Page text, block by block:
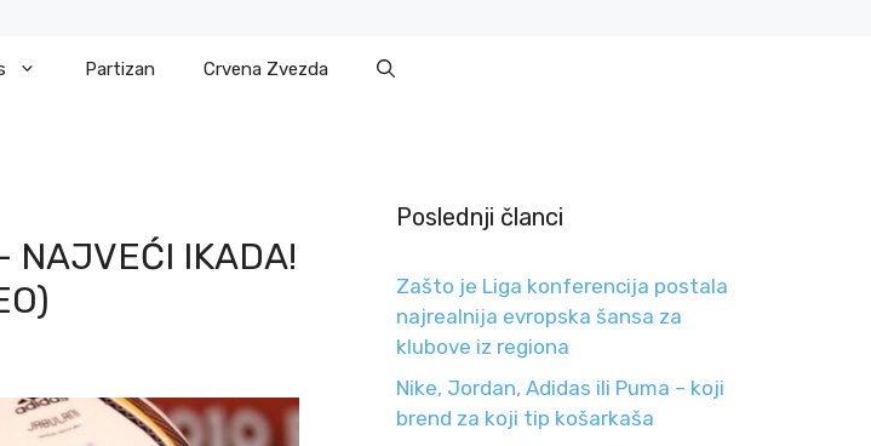
Partizan Crvena Zvezda
NAJVEĆI IKADA!
Poslednji članci
Zašto je Liga konferencija postala
najrealnija evropska šansa za
klubove iz regiona
Nike, Jordan, Adidas ili Puma – koji
brend za koji tip košarkaša